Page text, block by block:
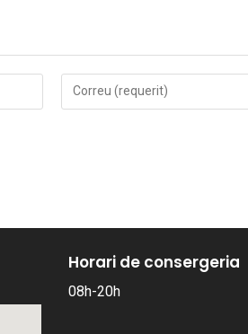
Horari de consergeria
08h-20h